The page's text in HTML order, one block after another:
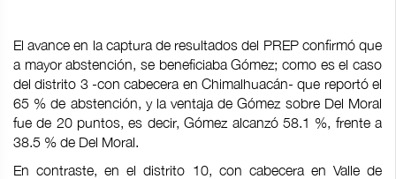
El avance en la captura de resultados del PREP confirmó que
a mayor abstención, se beneficiaba Gómez; como es el caso
del distrito 3 -con cabecera en Chimalhuacán- que reportó el
65 % de abstención, y la ventaja de Gómez sobre Del Moral
fue de 20 puntos, es decir, Gómez alcanzó 58.1 %, frente a
38.5 % de Del Moral.
En contraste, en el distrito 10, con cabecera en Valle de